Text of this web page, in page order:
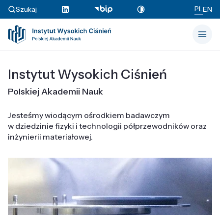
Szukaj PLEN
Instytut Wysokich Ciśnień
Polskiej Akademii Nauk
Jesteśmy wiodącym ośrodkiem badawczym
w dziedzinie fizyki i technologii półprzewodników oraz
inżynierii materiałowej.